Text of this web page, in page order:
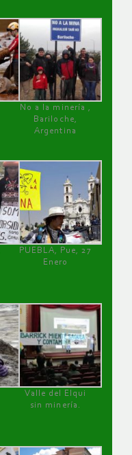
No a la minería ,
Bariloche,
Argentina
PUEBLA, Pue, 27
Enero
Valle del Elqui
sin minería.